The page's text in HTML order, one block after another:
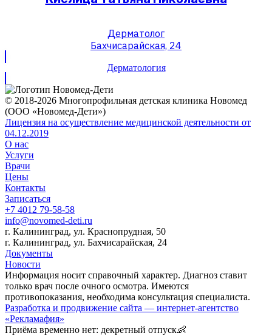
Дерматолог
Бахчисарайская, 24
Дерматология
© 2018-2026 Многопрофильная детская клиника Новомед
(ООО «Новомед-Дети»)
Лицензия на осуществление медицинской деятельности от
04.12.2019
О нас
Услуги
Врачи
Цены
Контакты
Записаться
+7 4012 79-58-58
info@novomed-deti.ru
г. Калининград, ул. Краснопрудная, 50
г. Калининград, ул. Бахчисарайская, 24
Документы
Новости
Информация носит справочный характер. Диагноз ставит
только врач после очного осмотра. Имеются
противопоказания, необходима консультация специалиста.
Разработка и продвижение сайта — интернет-агентство
«Рекламафия»
Приëма временно нет: декретный отпуск👶